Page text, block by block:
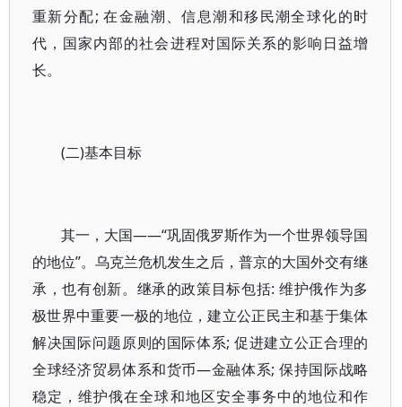
重新分配; 在金融潮、信息潮和移民潮全球化的时
代，国家内部的社会进程对国际关系的影响日益增
长。
(二)基本目标
其一，大国——“巩固俄罗斯作为一个世界领导国
的地位”。乌克兰危机发生之后，普京的大国外交有继
承，也有创新。继承的政策目标包括: 维护俄作为多
极世界中重要一极的地位，建立公正民主和基于集体
解决国际问题原则的国际体系; 促进建立公正合理的
全球经济贸易体系和货币—金融体系; 保持国际战略
稳定，维护俄在全球和地区安全事务中的地位和作